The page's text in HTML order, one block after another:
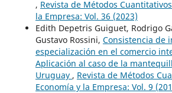
, Revista de Métodos
la Empresa: Vol. 36 (2023)
Edith Depetris Guiguet, Rodrigo
Gustavo Rossini, Consistencia de
especialización en el comercio
Aplicación al caso de la
Uruguay , Revista de Métodos
Economía y la Empresa: Vol. 9